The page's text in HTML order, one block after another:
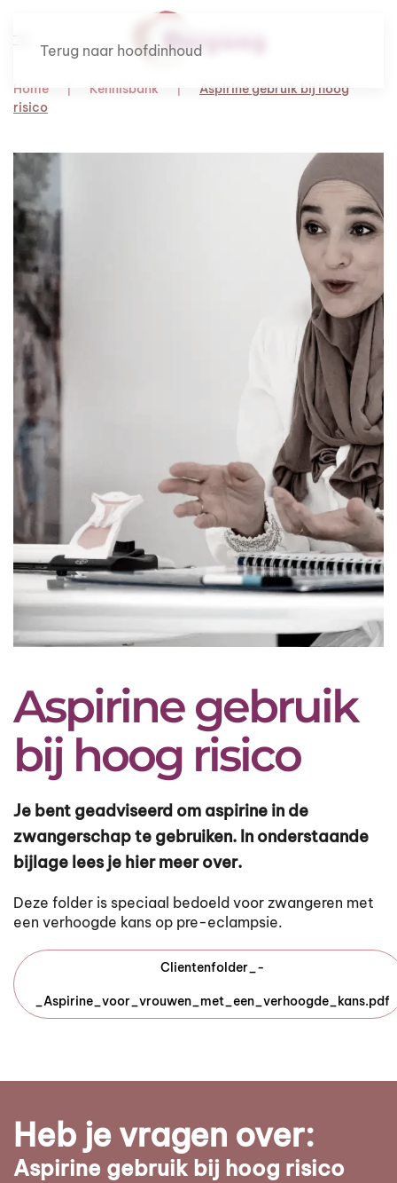
Terug naar hoofdinhoud
Home Kennisbank
Aspirine gebruik bij hoog
risico
Om te lezen
Aspirine gebruik
bij hoog risico
Je bent geadviseerd om aspirine in de
zwangerschap te gebruiken. In onderstaande
bijlage lees je hier meer over.
Deze folder is speciaal bedoeld voor zwangeren met
een verhoogde kans op pre-eclampsie.
Clientenfolder_-
_Aspirine_voor_vrouwen_met_een_verhoogde_kans.pdf
Heb je vragen over:
Aspirine gebruik bij hoog risico